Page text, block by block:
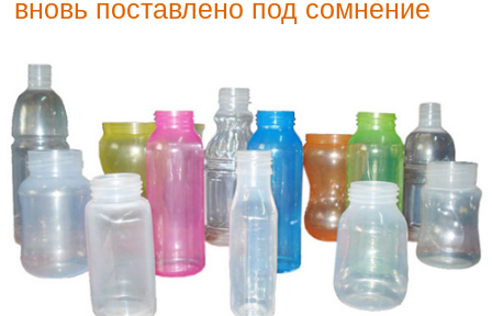
вновь поставлено под сомнение